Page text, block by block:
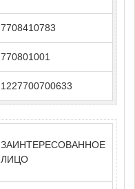
7708410783
770801001
1227700700633
ЗАИНТЕРЕСОВАННОЕ
ЛИЦО